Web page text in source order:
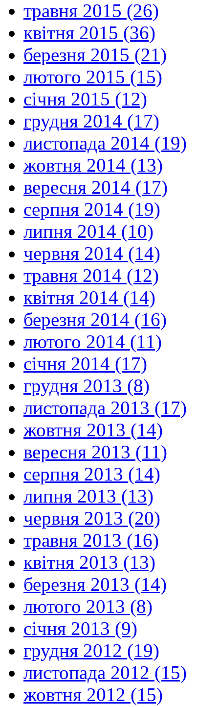
травня 2015 (26)
квітня 2015 (36)
березня 2015 (21)
лютого 2015 (15)
січня 2015 (12)
грудня 2014 (17)
листопада 2014 (19)
жовтня 2014 (13)
вересня 2014 (17)
серпня 2014 (19)
липня 2014 (10)
червня 2014 (14)
травня 2014 (12)
квітня 2014 (14)
березня 2014 (16)
лютого 2014 (11)
січня 2014 (17)
грудня 2013 (8)
листопада 2013 (17)
жовтня 2013 (14)
вересня 2013 (11)
серпня 2013 (14)
липня 2013 (13)
червня 2013 (20)
травня 2013 (16)
квітня 2013 (13)
березня 2013 (14)
лютого 2013 (8)
січня 2013 (9)
грудня 2012 (19)
листопада 2012 (15)
жовтня 2012 (15)